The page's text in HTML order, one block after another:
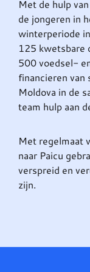
Met de hulp
de jongeren in
winterperiode
125 kwetsbare
500 voedsel-
financieren
Moldova in de
team hulp aan
Met regelmaat
naar Paicu
verspreid en
zijn.